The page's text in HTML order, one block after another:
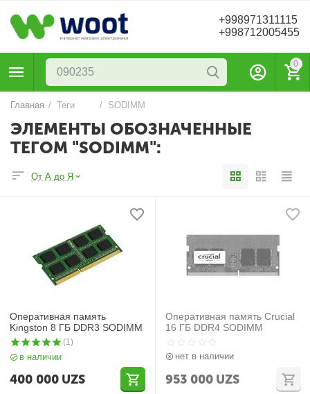
+998971311115
+998712005455
0
Главная / Теги / SODIMM
ЭЛЕМЕНТЫ ОБОЗНАЧЕННЫЕ
ТЕГОМ "SODIMM":
От А до Я
Оперативная память
Kingston 8 ГБ DDR3 SODIMM
(1)
в наличии
400 000 UZS
Оперативная память Crucial
16 ГБ DDR4 SODIMM
нет в наличии
953 000 UZS